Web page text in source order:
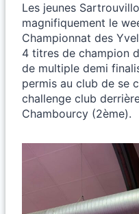
Les jeunes
magnifiquement le
Championnat des
4 titres de champion
de multiple demi
permis au club de se
challenge club
Chambourcy (2ème).